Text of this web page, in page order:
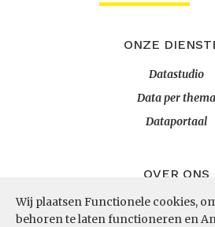
Wij plaatsen Functionele cookies,
behoren te laten functioneren en
ONZE
Datastudio
Data per thema
Dataportaal
OVER ONS
InZicht